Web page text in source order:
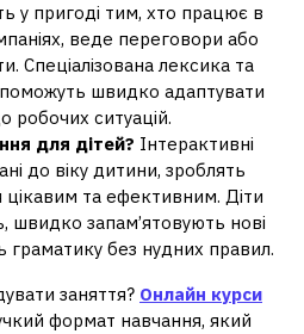
у пригоді тим, хто працює в
веде переговори або
Спеціалізована лексика та
швидко адаптувати
робочих ситуацій.
для дітей? Інтерактивні
до віку дитини, зроблять
та ефективним. Діти
швидко запам’ятовують нові
без нудних правил.
заняття? Онлайн курси
формат навчання, який